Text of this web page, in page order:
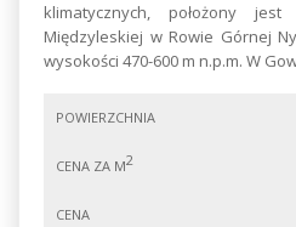
klimatycznych, położony
Międzyleskiej w Rowie Górnej
wysokości 470-600 m n.p.m. W
POWIERZCHNIA
CENA ZA M2
CENA